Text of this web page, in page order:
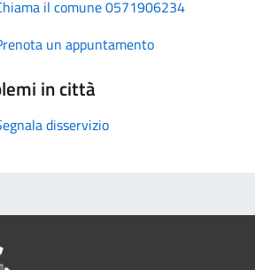
il comune 0571906234
un appuntamento
in città
disservizio